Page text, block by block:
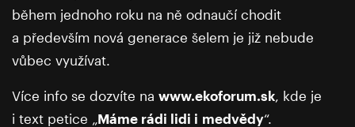
během jednoho roku na ně odnaučí chodit
a především nová generace šelem je již nebude
vůbec využívat.
Více info se dozvíte na www.ekoforum.sk , kde je
i text petice „ Máme rádi lidi i medvědy“.